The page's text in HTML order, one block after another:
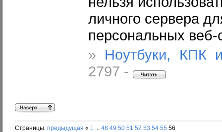
личного сервера
персональных веб-
» Ноутбуки, КПК
2797 -
Страницы: предыдущая « 1 ... 48 49 50 51 52 53 54 55 56